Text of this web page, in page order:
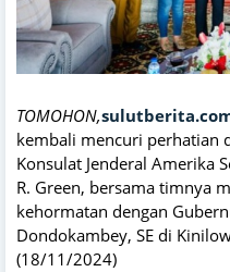
TOMOHON,
kembali mencuri perhatian
Konsulat Jenderal Amerika
R. Green, bersama timnya
kehormatan dengan
Dondokambey, SE di
(18/11/2024)